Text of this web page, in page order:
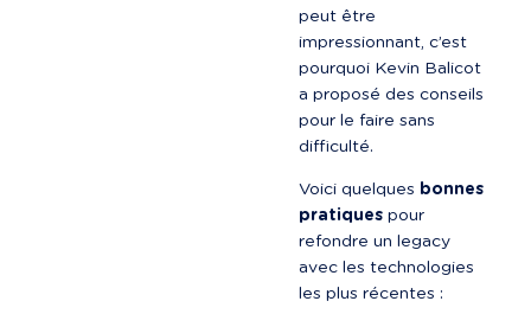
peut être
impressionnant, c’est
pourquoi Kevin Balicot
a proposé des conseils
pour le faire sans
difficulté.
Voici quelques bonnes
pratiques pour
refondre un legacy
avec les technologies
les plus récentes :